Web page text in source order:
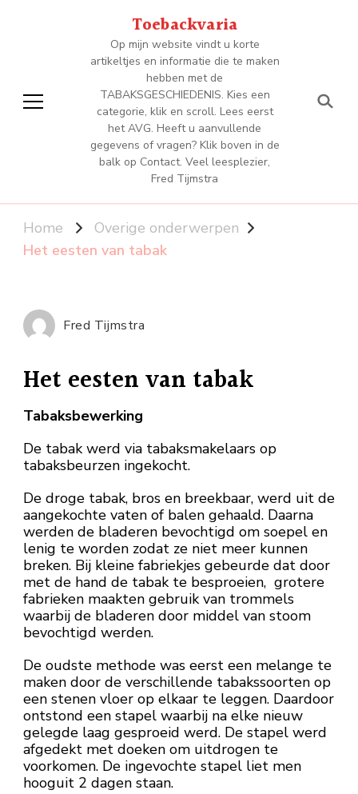
Toebackvaria
Op mijn website vindt u korte
artikeltjes en informatie die te maken
hebben met de
TABAKSGESCHIEDENIS. Kies een
categorie, klik en scroll. Lees eerst
het AVG. Heeft u aanvullende
gegevens of vragen? Klik boven in de
balk op Contact. Veel leesplezier,
Fred Tijmstra
Home
Overige onderwerpen
Het eesten van tabak
Fred Tijmstra
Het eesten van tabak
Tabaksbewerking
De tabak werd via tabaksmakelaars op
tabaksbeurzen ingekocht.
De droge tabak, bros en breekbaar, werd uit de
aangekochte vaten of balen gehaald. Daarna
werden de bladeren bevochtigd om soepel en
lenig te worden zodat ze niet meer kunnen
breken. Bij kleine fabriekjes gebeurde dat door
met de hand de tabak te besproeien, grotere
fabrieken maakten gebruik van trommels
waarbij de bladeren door middel van stoom
bevochtigd werden.
De oudste methode was eerst een melange te
maken door de verschillende tabakssoorten op
een stenen vloer op elkaar te leggen. Daardoor
ontstond een stapel waarbij na elke nieuw
gelegde laag gesproeid werd. De stapel werd
afgedekt met doeken om uitdrogen te
voorkomen. De ingevochte stapel liet men
hooguit 2 dagen staan.